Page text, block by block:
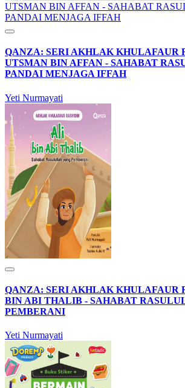
QANZA: SERI AKHLAK KHULAFAUR
UTSMAN BIN AFFAN - SAHABAT
PANDAI MENJAGA IFFAH
Yeti Nurmayati
QANZA: SERI AKHLAK KHULAFAUR
BIN ABI THALIB - SAHABAT
PEMBERANI
Yeti Nurmayati